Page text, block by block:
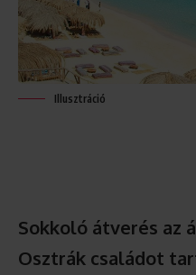
Illusztráció
Sokkoló átverés az
Osztrák családot